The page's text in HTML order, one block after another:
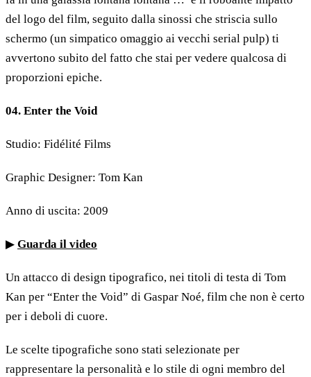
del logo del film, seguito dalla sinossi che striscia sullo
schermo (un simpatico omaggio ai vecchi serial pulp) ti
avvertono subito del fatto che stai per vedere qualcosa di
proporzioni epiche.
04. Enter the Void
Studio: Fidélité Films
Graphic Designer: Tom Kan
Anno di uscita: 2009
▶ Guarda il video
Un attacco di design tipografico, nei titoli di testa di Tom
Kan per “Enter the Void” di Gaspar Noé, film che non è certo
per i deboli di cuore.
Le scelte tipografiche sono stati selezionate per
rappresentare la personalità e lo stile di ogni membro del